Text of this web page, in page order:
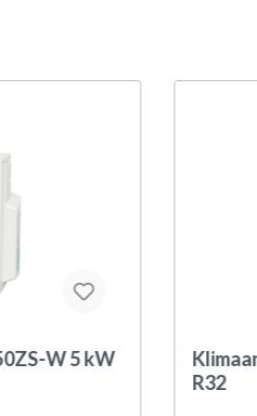
W 5 kW
R32